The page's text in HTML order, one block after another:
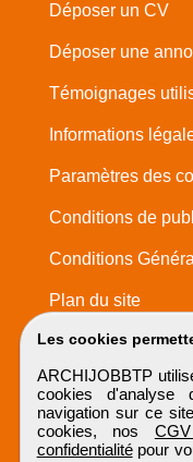
Les cookies
ARCHIJOBBTP
cookies d'analyse
navigation sur ce
cookies, nos
confidentialitépour
Déposer un CV
Déposer une
Témoignages
Informations
Paramètres des
Conditions de
Conditions
Plan du site